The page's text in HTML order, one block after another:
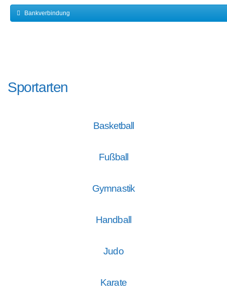
Bankverbindung
Sportarten
Basketball
Fußball
Gymnastik
Handball
Judo
Karate